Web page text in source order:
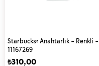
Starbucks® Anahtarlık - Renkli -
11167269
₺310,00